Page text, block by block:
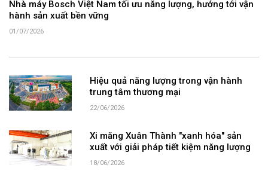
Nhà máy Bosch Việt Nam tối ưu năng lượng, hướng tới vận
hành sản xuất bền vững
01/07/2026
Hiệu quả năng lượng trong vận hành
trung tâm thương mại
22/06/2026
Xi măng Xuân Thành "xanh hóa" sản
xuất với giải pháp tiết kiệm năng lượng
18/06/2026